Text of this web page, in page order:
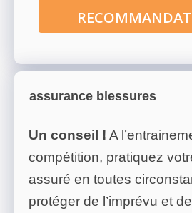
assurance blessures
Un conseil ! A
compétition, pratiquez
assuré en toutes
protéger de l’imprévu et